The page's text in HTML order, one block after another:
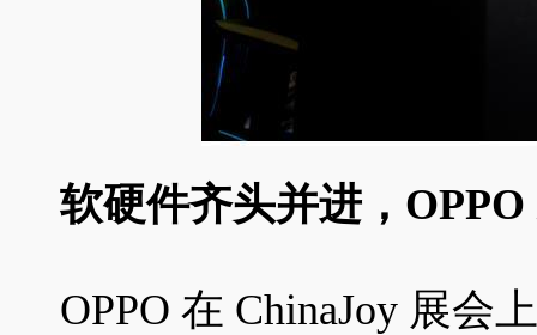
软硬件齐头并进，
OPPO 在 ChinaJoy 展会